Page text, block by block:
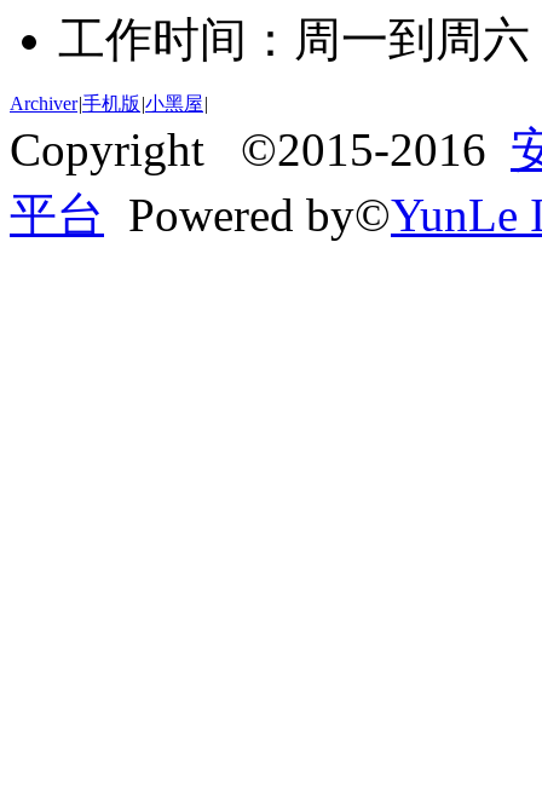
工作时间：周一到周六
Archiver|手机版 |小黑屋|
Copyright ©2015-2016
平台 Powered by©YunLe